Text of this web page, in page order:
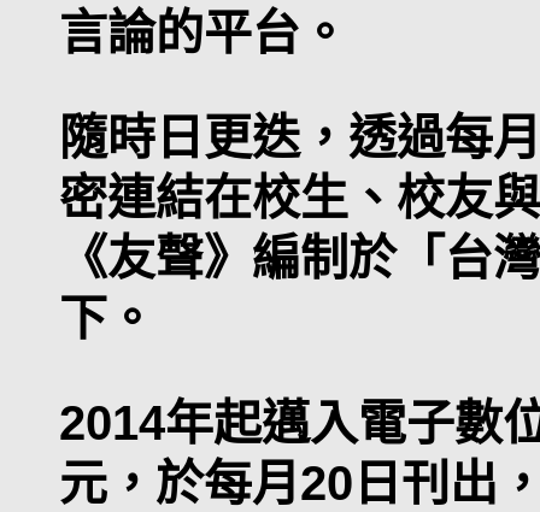
言論的平台。
隨時日更迭，透過每
密連結在校生、校友
《友聲》編制於「台
下。
2014年起邁入電子數
元，於每月20日刊出